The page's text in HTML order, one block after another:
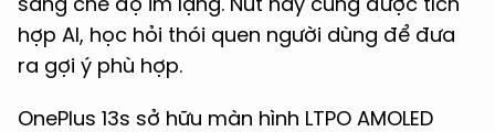
hợp AI, học hỏi thói quen người dùng để đưa
ra gợi ý phù hợp.
OnePlus 13s sở hữu màn hình LTPO AMOLED